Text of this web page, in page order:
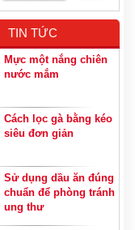
TIN TỨC
Mực một nắng chiên
nước mắm
Cách lọc gà bằng kéo
siêu đơn giản
Sử dụng dầu ăn đúng
chuẩn để phòng tránh
ung thư